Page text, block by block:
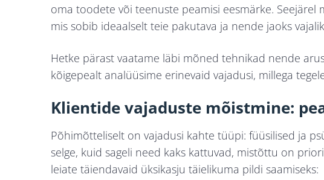
oma toodete või teenuste peamisi eesmärke. Seejärel
mis sobib ideaalselt teie pakutava ja nende jaoks
Hetke pärast vaatame läbi mõned tehnikad nende
kõigepealt analüüsime erinevaid vajadusi, millega
Klientide vajaduste mõistmine:
Põhimõtteliselt on vajadusi kahte tüüpi: füüsilised ja
selge, kuid sageli need kaks kattuvad, mistõttu on
leiate täiendavaid üksikasju täielikuma pildi saamiseks: